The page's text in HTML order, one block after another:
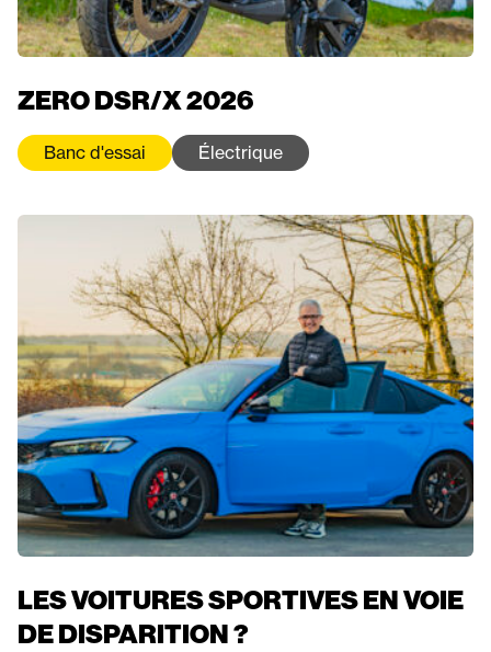
ZERO DSR/X 2026
Banc d'essai Électrique
LES VOITURES SPORTIVES EN VOIE
DE DISPARITION ?